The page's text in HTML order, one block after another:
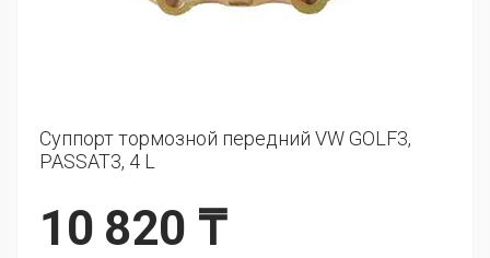
Суппорт тормозной передний VW GOLF3,
PASSAT3, 4 L
10 820 ₸